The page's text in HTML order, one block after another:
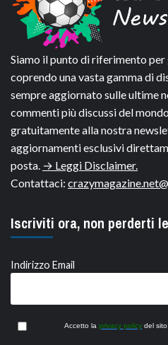
Siamo il punto di riferimento
coprendo una vasta gamma di
sempre aggiornato sulle ultime
commenti più discussi del
gratuitamente alla nostra
aggiornamenti esclusivi
posta. → Leggi Disclaimer.
Contattaci:
Iscriviti ora, non perderti
Indirizzo Email
Accetto la privacy policy del sito.